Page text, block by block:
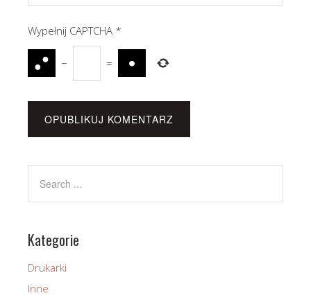
Wypełnij CAPTCHA *
− =
Kategorie
Drukarki
Inne